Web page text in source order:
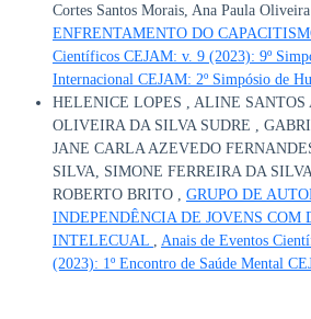
Cortes Santos Morais, Ana Paula
ENFRENTAMENTO DO
Científicos CEJAM: v. 9 (2023): 9º
Internacional CEJAM: 2º Simpósio de
HELENICE LOPES , ALINE SANTOS
OLIVEIRA DA SILVA SUDRE ,
JANE CARLA AZEVEDO
SILVA, SIMONE FERREIRA DA
ROBERTO BRITO , GRUPO DE
INDEPENDÊNCIA DE JOVENS COM
INTELECUAL
Anais de Eventos
(2023): 1º Encontro de Saúde Mental